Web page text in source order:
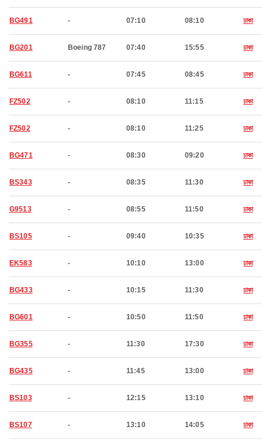
BG491 - 07:10 08:10 ঢাকা
BG201 Boeing 787 07:40 15:55 ঢাকা
BG611 - 07:45 08:45 ঢাকা
FZ502 - 08:10 11:15 ঢাকা
FZ502 - 08:10 11:25 ঢাকা
BG471 - 08:30 09:20 ঢাকা
BS343 - 08:35 11:30 ঢাকা
G9513 - 08:55 11:50 ঢাকা
BS105 - 09:40 10:35 ঢাকা
EK583 - 10:10 13:00 ঢাকা
BG433 - 10:15 11:30 ঢাকা
BG601 - 10:50 11:50 ঢাকা
BG355 - 11:30 17:30 ঢাকা
BG435 - 11:45 13:00 ঢাকা
BS103 - 12:15 13:10 ঢাকা
BS107 - 13:10 14:05 ঢাকা